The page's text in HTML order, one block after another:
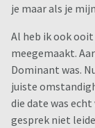
je maar als je
Al heb ik ook
meegemaakt.
Dominant was.
juiste
die date was
gesprek niet